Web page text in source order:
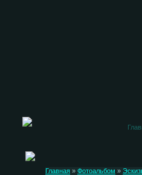
Главная » Фотоальбом »